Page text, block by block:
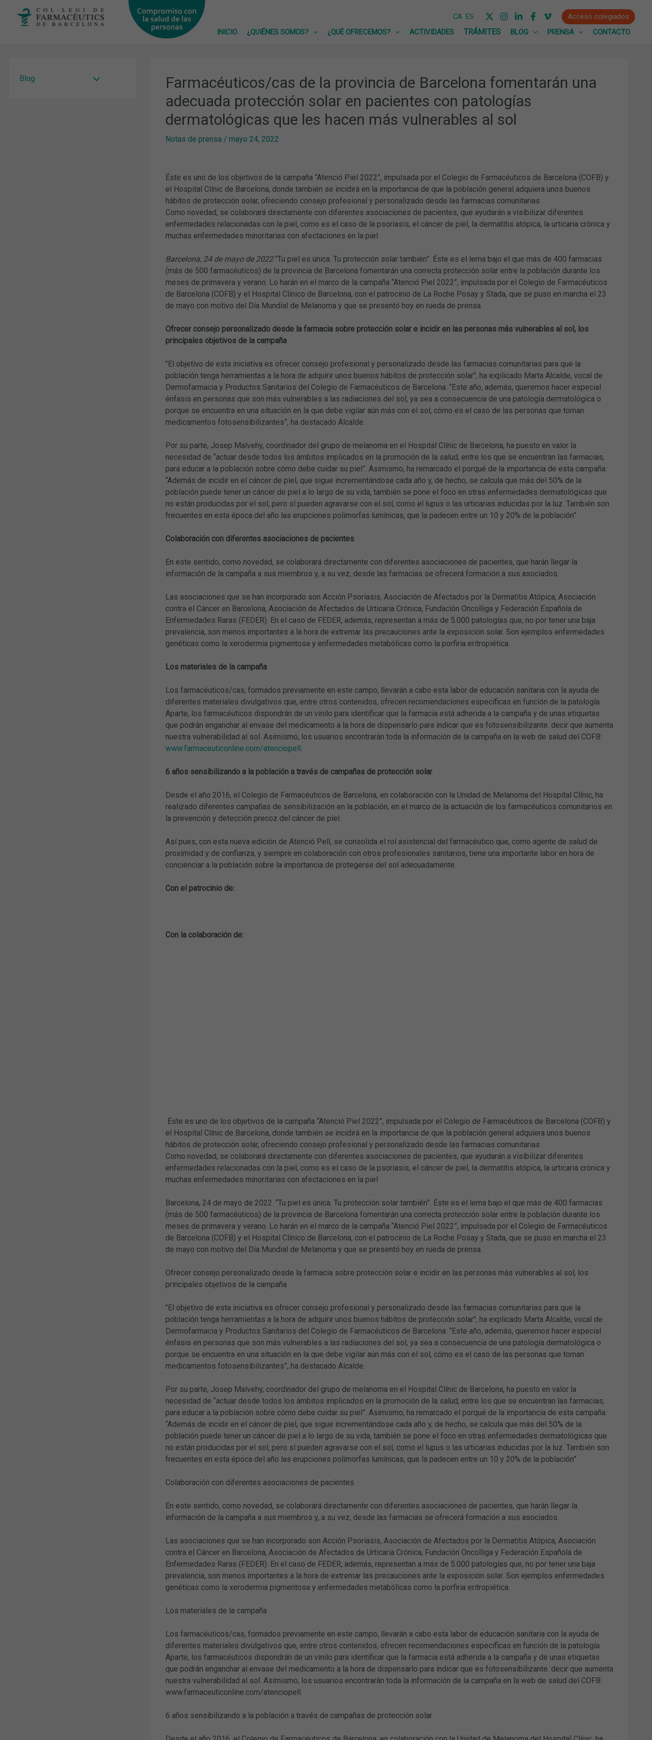
CA ES
Acceso colegiados
INICIO
¿QUIÉNES SOMOS? ¿QUÉ OFRECEMOS? ACTIVIDADES BLOG PRENSA CONTACTO
Blog
Farmacéuticos/cas de la provincia de Barcelona fomentarán una
adecuada protección solar en pacientes con patologías
dermatológicas que les hacen más vulnerables al sol
Notas de prensa/ mayo 24, 2022
Éste es uno de los objetivos de la campaña “Atenció Piel 2022”, impulsada por el Colegio de Farmacéuticos de Barcelona (COFB) y
el Hospital Clínic de Barcelona, donde también se incidirá en la importancia de que la población general adquiera unos buenos
hábitos de protección solar, ofreciendo consejo profesional y personalizado desde las farmacias comunitarias
Como novedad, se colaborará directamente con diferentes asociaciones de pacientes, que ayudarán a visibilizar diferentes
enfermedades relacionadas con la piel, como es el caso de la psoriasis, el cáncer de piel, la dermatitis atópica, la urticaria crónica y
muchas enfermedades minoritarias con afectaciones en la piel
Barcelona, 24 de mayo de 2022“Tu piel es única. Tu protección solar también”. Éste es el lema bajo el que más de 400 farmacias
(más de 500 farmacéuticos) de la provincia de Barcelona fomentarán una correcta protección solar entre la población durante los
meses de primavera y verano. Lo harán en el marco de la campaña “Atenció Piel 2022”, impulsada por el Colegio de Farmacéuticos
de Barcelona (COFB) y el Hospital Clínico de Barcelona, con el patrocinio de La Roche Posay y Stada, que se puso en marcha el 23
de mayo con motivo del Día Mundial de Melanoma y que se presentó hoy en rueda de prensa.
Ofrecer consejo personalizado desde la farmacia sobre protección solar e incidir en las personas más vulnerables al sol, los
principales objetivos de la campaña
"El objetivo de esta iniciativa es ofrecer consejo profesional y personalizado desde las farmacias comunitarias para que la
población tenga herramientas a la hora de adquirir unos buenos hábitos de protección solar", ha explicado Marta Alcalde, vocal de
Dermofarmacia y Productos Sanitarios del Colegio de Farmacéuticos de Barcelona. “Este año, además, queremos hacer especial
énfasis en personas que son más vulnerables a las radiaciones del sol, ya sea a consecuencia de una patología dermatológica o
porque se encuentra en una situación en la que debe vigilar aún más con el sol, cómo es el caso de las personas que toman
medicamentos fotosensibilizantes”, ha destacado Alcalde.
Por su parte, Josep Malvehy, coordinador del grupo de melanoma en el Hospital Clínic de Barcelona, ha puesto en valor la
necesidad de “actuar desde todos los ámbitos implicados en la promoción de la salud, entre los que se encuentran las farmacias,
para educar a la población sobre cómo debe cuidar su piel”. Asimismo, ha remarcado el porqué de la importancia de esta campaña:
“Además de incidir en el cáncer de piel, que sigue incrementándose cada año y, de hecho, se calcula que más del 50% de la
población puede tener un cáncer de piel a lo largo de su vida, también se pone el foco en otras enfermedades dermatológicas que
no están producidas por el sol, pero sí pueden agravarse con el sol, como el lupus o las urticarias inducidas por la luz. También son
frecuentes en esta época del año las erupciones polimorfas lumínicas, que la padecen entre un 10 y 20% de la población”.
Colaboración con diferentes asociaciones de pacientes
En este sentido, como novedad, se colaborará directamente con diferentes asociaciones de pacientes, que harán llegar la
información de la campaña a sus miembros y, a su vez, desde las farmacias se ofrecerá formación a sus asociados.
Las asociaciones que se han incorporado son Acción Psoriasis, Asociación de Afectados por la Dermatitis Atópica, Asociación
contra el Cáncer en Barcelona, Asociación de Afectados de Urticaria Crónica, Fundación Oncolliga y Federación Española de
Enfermedades Raras (FEDER). En el caso de FEDER, además, representan a más de 5.000 patologías que, no por tener una baja
prevalencia, son menos importantes a la hora de extremar las precauciones ante la exposición solar. Son ejemplos enfermedades
genéticas como la xerodermia pigmentosa y enfermedades metabólicas como la porfiria eritropiética.
Los materiales de la campaña
Los farmacéuticos/cas, formados previamente en este campo, llevarán a cabo esta labor de educación sanitaria con la ayuda de
diferentes materiales divulgativos que, entre otros contenidos, ofrecen recomendaciones específicas en función de la patología.
Aparte, los farmacéuticos dispondrán de un vinilo para identificar que la farmacia está adherida a la campaña y de unas etiquetas
que podrán enganchar al envase del medicamento a la hora de dispensarlo para indicar que es fotosensibilizante. decir que aumenta
nuestra vulnerabilidad al sol. Asimismo, los usuarios encontrarán toda la información de la campaña en la web de salud del COFB:
www.farmaceuticonline.com/atenciopell.
6 años sensibilizando a la población a través de campañas de protección solar
Desde el año 2016, el Colegio de Farmacéuticos de Barcelona, en colaboración con la Unidad de Melanoma del Hospital Clínic, ha
realizado diferentes campañas de sensibilización en la población, en el marco de la actuación de los farmacéuticos comunitarios en
la prevención y detección precoz del cáncer de piel.
Así pues, con esta nueva edición de Atenció Pell, se consolida el rol asistencial del farmacéutico que, como agente de salud de
proximidad y de confianza, y siempre en colaboración con otros profesionales sanitarios, tiene una importante labor en hora de
concienciar a la población sobre la importancia de protegerse del sol adecuadamente.
Con el patrocinio de:
Con la colaboración de:
Éste es uno de los objetivos de la campaña “Atenció Piel 2022”, impulsada por el Colegio de Farmacéuticos de Barcelona (COFB) y
el Hospital Clínic de Barcelona, donde también se incidirá en la importancia de que la población general adquiera unos buenos
hábitos de protección solar, ofreciendo consejo profesional y personalizado desde las farmacias comunitarias
Como novedad, se colaborará directamente con diferentes asociaciones de pacientes, que ayudarán a visibilizar diferentes
enfermedades relacionadas con la piel, como es el caso de la psoriasis, el cáncer de piel, la dermatitis atópica, la urticaria crónica y
muchas enfermedades minoritarias con afectaciones en la piel
Barcelona, 24 de mayo de 2022. “Tu piel es única. Tu protección solar también”. Éste es el lema bajo el que más de 400 farmacias
(más de 500 farmacéuticos) de la provincia de Barcelona fomentarán una correcta protección solar entre la población durante los
meses de primavera y verano. Lo harán en el marco de la campaña “Atenció Piel 2022”, impulsada por el Colegio de Farmacéuticos
de Barcelona (COFB) y el Hospital Clínico de Barcelona, con el patrocinio de La Roche Posay y Stada, que se puso en marcha el 23
de mayo con motivo del Día Mundial de Melanoma y que se presentó hoy en rueda de prensa.
Ofrecer consejo personalizado desde la farmacia sobre protección solar e incidir en las personas más vulnerables al sol, los
principales objetivos de la campaña
"El objetivo de esta iniciativa es ofrecer consejo profesional y personalizado desde las farmacias comunitarias para que la
población tenga herramientas a la hora de adquirir unos buenos hábitos de protección solar", ha explicado Marta Alcalde, vocal de
Dermofarmacia y Productos Sanitarios del Colegio de Farmacéuticos de Barcelona. “Este año, además, queremos hacer especial
énfasis en personas que son más vulnerables a las radiaciones del sol, ya sea a consecuencia de una patología dermatológica o
porque se encuentra en una situación en la que debe vigilar aún más con el sol, cómo es el caso de las personas que toman
medicamentos fotosensibilizantes”, ha destacado Alcalde.
Por su parte, Josep Malvehy, coordinador del grupo de melanoma en el Hospital Clínic de Barcelona, ha puesto en valor la
necesidad de “actuar desde todos los ámbitos implicados en la promoción de la salud, entre los que se encuentran las farmacias,
para educar a la población sobre cómo debe cuidar su piel”. Asimismo, ha remarcado el porqué de la importancia de esta campaña:
“Además de incidir en el cáncer de piel, que sigue incrementándose cada año y, de hecho, se calcula que más del 50% de la
población puede tener un cáncer de piel a lo largo de su vida, también se pone el foco en otras enfermedades dermatológicas que
no están producidas por el sol, pero sí pueden agravarse con el sol, como el lupus o las urticarias inducidas por la luz. También son
frecuentes en esta época del año las erupciones polimorfas lumínicas, que la padecen entre un 10 y 20% de la población”.
Colaboración con diferentes asociaciones de pacientes
En este sentido, como novedad, se colaborará directamente con diferentes asociaciones de pacientes, que harán llegar la
información de la campaña a sus miembros y, a su vez, desde las farmacias se ofrecerá formación a sus asociados.
Las asociaciones que se han incorporado son Acción Psoriasis, Asociación de Afectados por la Dermatitis Atópica, Asociación
contra el Cáncer en Barcelona, Asociación de Afectados de Urticaria Crónica, Fundación Oncolliga y Federación Española de
Enfermedades Raras (FEDER). En el caso de FEDER, además, representan a más de 5.000 patologías que, no por tener una baja
prevalencia, son menos importantes a la hora de extremar las precauciones ante la exposición solar. Son ejemplos enfermedades
genéticas como la xerodermia pigmentosa y enfermedades metabólicas como la porfiria eritropiética.
Los materiales de la campaña
Los farmacéuticos/cas, formados previamente en este campo, llevarán a cabo esta labor de educación sanitaria con la ayuda de
diferentes materiales divulgativos que, entre otros contenidos, ofrecen recomendaciones específicas en función de la patología.
Aparte, los farmacéuticos dispondrán de un vinilo para identificar que la farmacia está adherida a la campaña y de unas etiquetas
que podrán enganchar al envase del medicamento a la hora de dispensarlo para indicar que es fotosensibilizante. decir que aumenta
nuestra vulnerabilidad al sol. Asimismo, los usuarios encontrarán toda la información de la campaña en la web de salud del COFB:
www.farmaceuticonline.com/atenciopell.
6 años sensibilizando a la población a través de campañas de protección solar